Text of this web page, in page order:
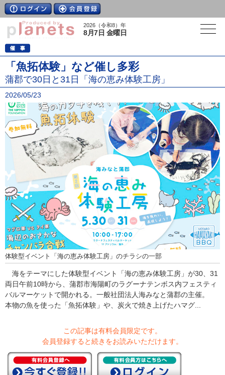
2026（令和8）年
8月7日 金曜日
「魚拓体験」など催し多彩
蒲郡で30日と31日「海の恵み体験工房」
2026/05/23
体験型イベント「海の恵み体験工房」のチラシの一部
海をテーマにした体験型イベント「海の恵み体験工房」が30、31
両日午前10時から、蒲郡市海陽町のラグーナテンボス内フェスティ
バルマーケットで開かれる。一般社団法人海みなと蒲郡の主催。
本物の魚を使った「魚拓体験」や、炭火で焼き上げたハマグ...
この記事は有料会員限定です。
会員登録すると続きをお読みいただけます。